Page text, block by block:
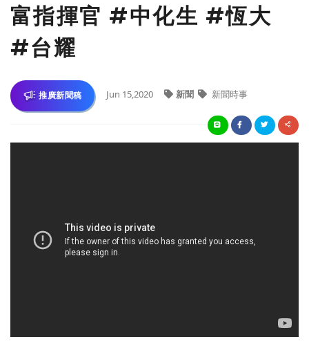
富指揮官 #中化生 #恆大
#台耀
推廣新聞稿 Jun 15,2020 新聞 新聞時事